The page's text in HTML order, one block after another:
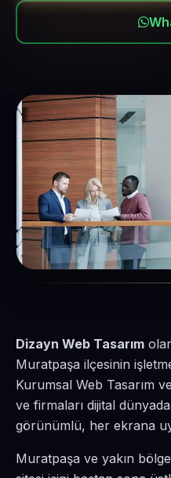
Dizayn Web Tasarım
Muratpaşa ilçesinin
Kurumsal Web Tasarım
ve firmaları dijital
görünümlü, her ekrana
Muratpaşa ve yakın